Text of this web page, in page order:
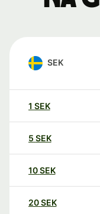
SEK
1 SEK
5 SEK
10SEK
20SEK